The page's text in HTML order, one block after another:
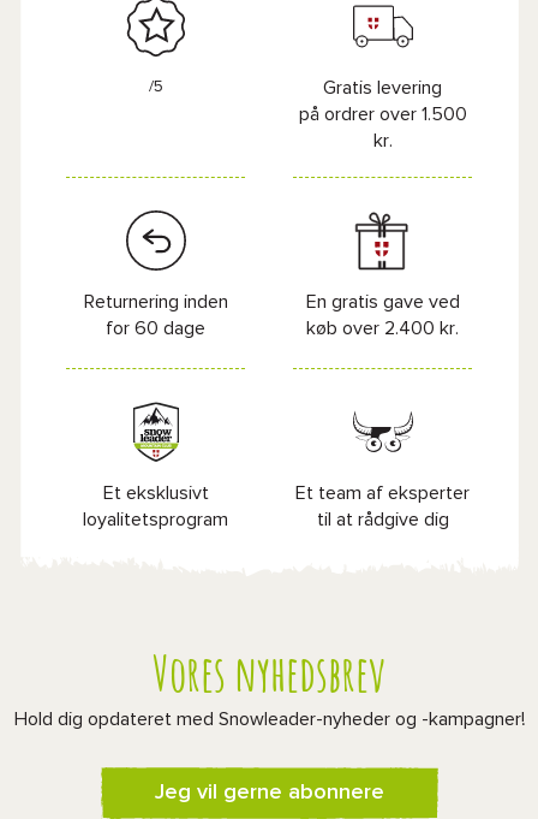
/5
Gratis levering
på ordrer over 1.500
kr.
Returnering inden
for 60 dage
En gratis gave ved
køb over 2.400 kr.
Et eksklusivt
loyalitetsprogram
Et team af eksperter
til at rådgive dig
Vores nyhedsbrev
Hold dig opdateret med Snowleader-nyheder og -kampagner!
Jeg vil gerne abonnere